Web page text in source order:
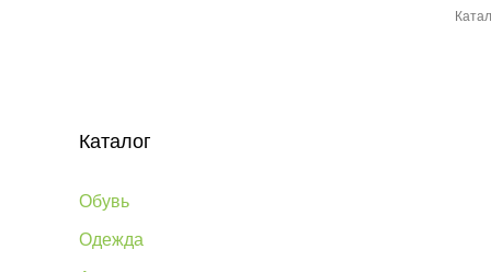
Каталог
Обувь
Одежда